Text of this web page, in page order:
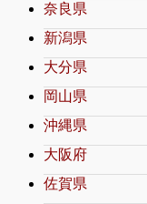
奈良県
新潟県
大分県
岡山県
沖縄県
大阪府
佐賀県